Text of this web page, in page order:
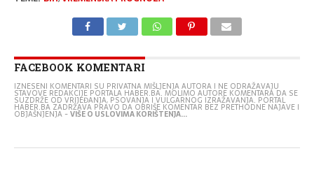
FACEBOOK KOMENTARI
IZNESENI KOMENTARI SU PRIVATNA MIŠLJENJA AUTORA I NE ODRAŽAVAJU
STAVOVE REDAKCIJE PORTALA HABER.BA. MOLIMO AUTORE KOMENTARA DA SE
SUZDRŽE OD VRIJEĐANJA, PSOVANJA I VULGARNOG IZRAŽAVANJA. PORTAL
HABER.BA ZADRŽAVA PRAVO DA OBRIŠE KOMENTAR BEZ PRETHODNE NAJAVE I
OBJAŠNJENJA -VIŠE O USLOVIMA KORIŠTENJA...